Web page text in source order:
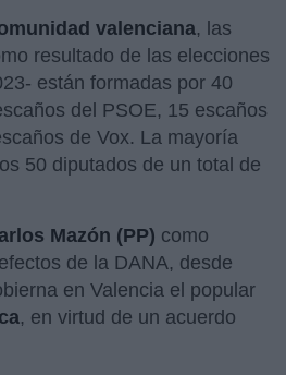
valenciana, las
resultado de las elecciones
están formadas por 40
del PSOE, 15 escaños
de Vox. La mayoría
50 diputados de un total de
Mazón (PP) como
de la DANA, desde
en Valencia el popular
, en virtud de un acuerdo